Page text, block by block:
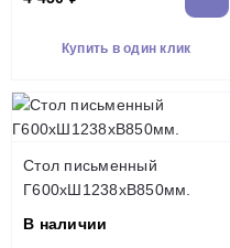
Купить в один клик
Стол письменный
Г600хШ1238хВ850мм.
В наличии